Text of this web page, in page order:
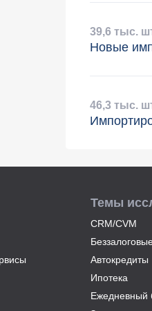
39,6 тыс.
Новые
46,3 тыс.
Темы
CRM/CVM
Автокредиты
Ипотека
Ежедневный